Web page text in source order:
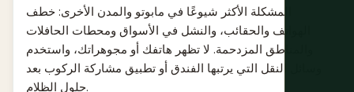
المشكلة الأكثر شيوعًا في مابوتو والمدن الأخرى: خطف
الهواتف والحقائب، والنشل في الأسواق ومحطات الحافلات
والمناطق المزدحمة. لا تظهر هاتفك أو مجوهراتك، واستخدم
وسائل النقل التي يرتبها الفندق أو تطبيق مشاركة الركوب بعد
حلول الظلام.